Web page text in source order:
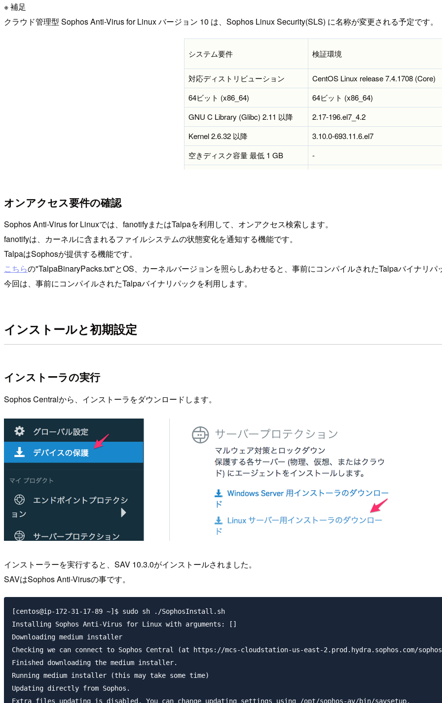
※ 補足
クラウド管理型 Sophos Anti-Virus for Linux バージョン 10 は、Sophos Linux Security(SLS) に名称が変更される予定です。
システム要件 検証環境
対応ディストリビューション
CentOS Linux release 7.4.1708 (Core)
64ビット (x86_64)
64ビット (x86_64)
GNU C Library (Glibc) 2.11 以降
2.17-196.el7_4.2
Kernel 2.6.32 以降
3.10.0-693.11.6.el7
空きディスク容量 最低 1 GB
-
オンアクセス要件の確認
Sophos Anti-Virus for Linuxでは、fanotifyまたはTalpaを利用して、オンアクセス検索します。
fanotifyは、カーネルに含まれるファイルシステムの状態変化を通知する機能です。
TalpaはSophosが提供する機能です。
こちらの"TalpaBinaryPacks.txt"とOS、カーネルバージョンを照らしあわせると、事前にコンパイルされたTalpaバイナリパ
今回は、事前にコンパイルされたTalpaバイナリパックを利用します。
インストールと初期設定
インストーラの実行
Sophos Centralから、インストーラをダウンロードします。
インストーラーを実行すると、SAV 10.3.0がインストールされました。
SAVはSophos Anti-Virusの事です。
[centos@ip-172-31-17-89 ~]$ sudo sh ./SophosInstall.sh
Installing Sophos Anti-Virus for Linux with arguments: []
Downloading medium installer
Checking we can connect to Sophos Central (at https://mcs-cloudstation-us-east-2.prod.hydra.sophos.com/
Finished downloading the medium installer.
Running medium installer (this may take some time)
Updating directly from Sophos.
Extra files updating is disabled. You can change updating settings using /opt/sophos-av/bin/savsetup.